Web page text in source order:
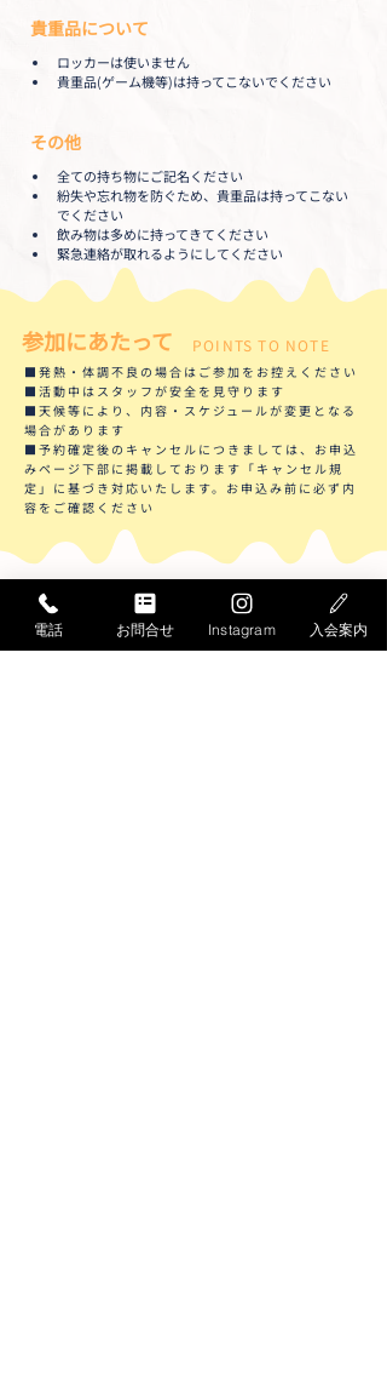
貴重品について
ロッカーは使いません
貴重品(ゲーム機等)は持ってこないでください
その他
全ての持ち物にご記名ください
紛失や忘れ物を防ぐため、貴重品は持ってこない
でください
飲み物は多めに持ってきてください
緊急連絡が取れるようにしてください
参加にあたって POINTS TO NOTE
■発熱・体調不良の場合はご参加をお控えください
■活動中はスタッフが安全を見守ります
■天候等により、内容・スケジュールが変更となる
場合があります
■予約確定後のキャンセルにつきましては、お申込
みページ下部に掲載しております「キャンセル規
定」に基づき対応いたします。お申込み前に必ず内
容をご確認ください
​STARTのこども教室
OTHER CLASSROOMS
電話 お問合せ Instagram 入会案内